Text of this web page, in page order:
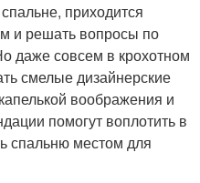
приходится
и решать вопросы по
даже совсем в крохотном
смелые дизайнерские
воображения и
помогут воплотить в
спальню местом для